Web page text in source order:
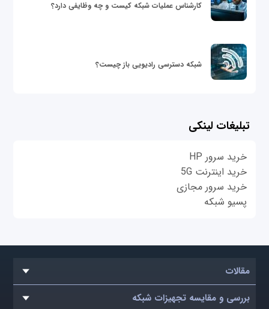
کارشناس عملیات شبکه کیست و چه وظایفی دارد؟
شبکه دسترسی رادیویی باز چیست؟
تبلیغات لینکی
خرید سرور HP
خرید اینترنت 5G
خرید سرور مجازی
پسیو شبکه
مقالات
بررسی و مقایسه تجهیزات شبکه